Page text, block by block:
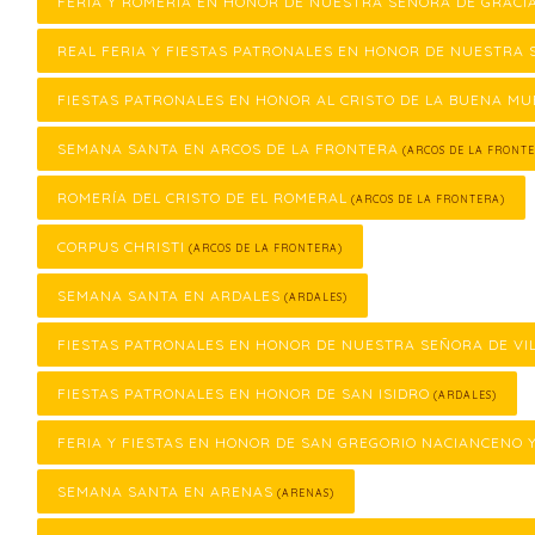
REAL FERIA Y FIESTAS PATRONALES EN HONOR DE NUESTRA
FIESTAS PATRONALES EN HONOR AL CRISTO DE LA BUENA
SEMANA SANTA EN ARCOS DE LA FRONTERA (ARCOS DE LA
ROMERÍA DEL CRISTO DE EL ROMERAL (ARCOS DE LA FRONTERA)
CORPUS CHRISTI (ARCOS DE LA FRONTERA)
SEMANA SANTA EN ARDALES (ARDALES)
FIESTAS PATRONALES EN HONOR DE NUESTRA SEÑORA DE
FIESTAS PATRONALES EN HONOR DE SAN ISIDRO (ARDALES)
FERIA Y FIESTAS EN HONOR DE SAN GREGORIO NACIANCENO
SEMANA SANTA EN ARENAS (ARENAS)